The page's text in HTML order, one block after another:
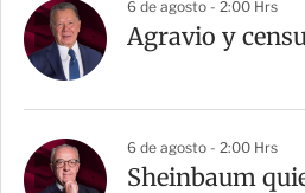
6 de agosto - 2:00 Hrs
Agravio y
6 de agosto - 2:00 Hrs
Sheinbaum